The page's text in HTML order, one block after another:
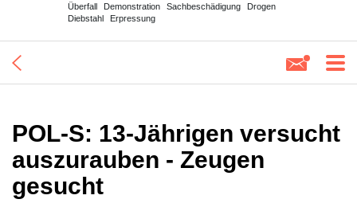
Überfall
Demonstration Sachbeschädigung
Drogen
Diebstahl
Erpressung
POL-S: 13-Jährigen versucht
auszurauben - Zeugen
gesucht